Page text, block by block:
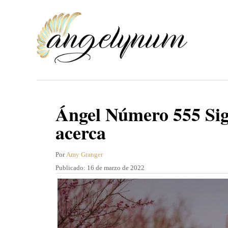
Ángel Número 555
acerca
Por A
u
t
o
r
Amy Granger
P
u
b
Publicado: 16 de marzo de 2022